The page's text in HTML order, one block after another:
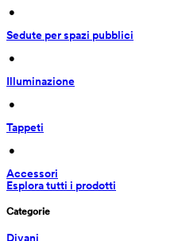
•
Sedute per spazi pubblici
•
Illuminazione
•
Tappeti
•
Accessori
Esplora tutti i prodotti
Categorie
Divani